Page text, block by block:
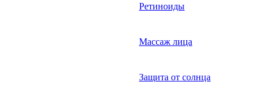
Ретиноиды
Массаж лица
Защита от солнца